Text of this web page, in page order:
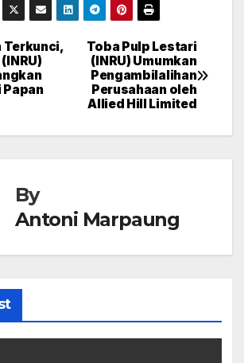
Toba Pulp Lestari
(INRU) Umumkan
Pengambilalihan
Perusahaan oleh
Allied Hill Limited
Terkunci,
Papan
By
Antoni Marpaung